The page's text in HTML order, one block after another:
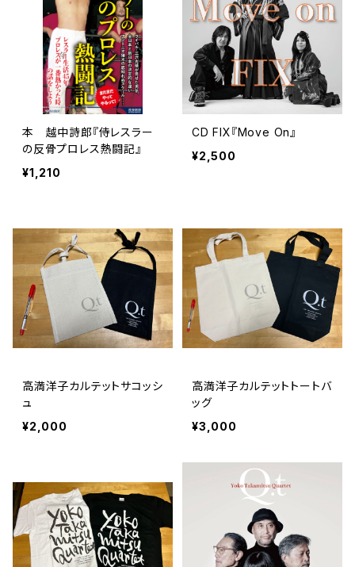
本 越中詩郎『侍レスラー
の反骨プロレス熱闘記』
¥1,210
CD FIX『Move On』
¥2,500
高満洋子カルテットサコッシ
ュ
¥2,000
高満洋子カルテットトートバ
ッグ
¥3,000